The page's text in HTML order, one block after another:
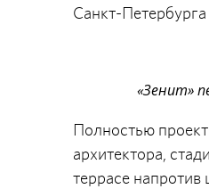
Санкт-
«Зенит»
Полностью
архитектора,
террасе